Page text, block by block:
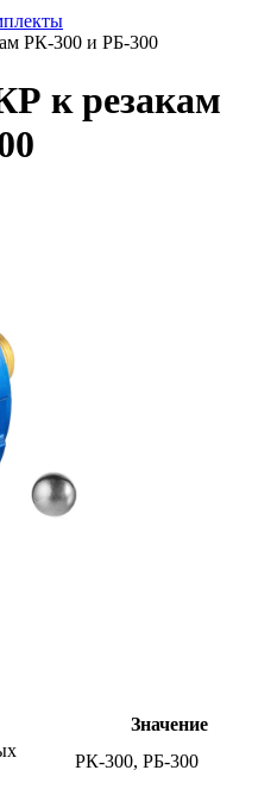
РК-300 и РБ-300
к резакам
Значение
РК-300, РБ-300